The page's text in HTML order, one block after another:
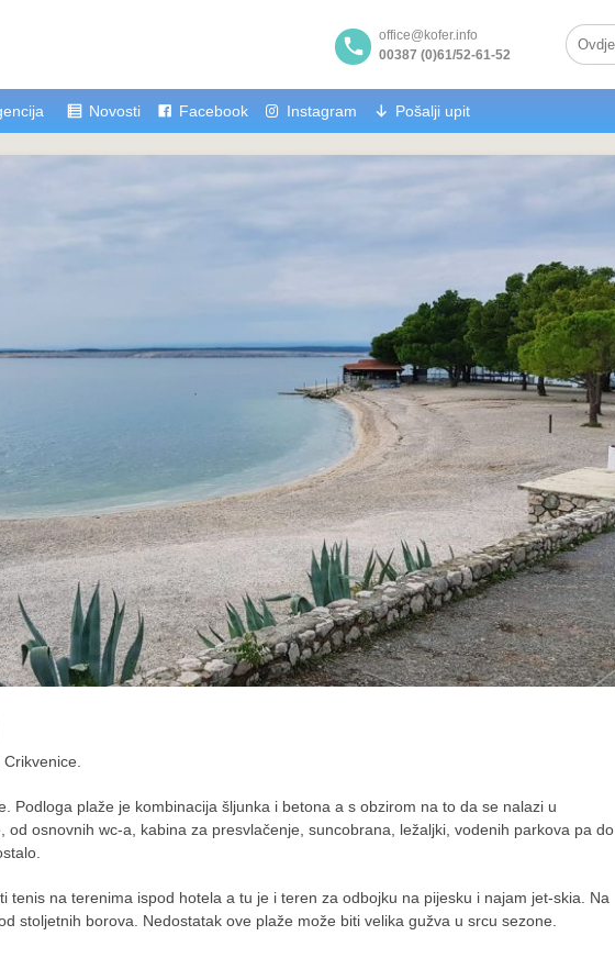
office@kofer.info
00387 (0)61/52-61-52
Novosti Facebook Instagram Pošalji upit
Crikvenice.
Podloga plaže je kombinacija šljunka i betona a s obzirom na to da se nalazi u
osnovnih wc-a, kabina za presvlačenje, suncobrana, ležaljki, vodenih parkova pa do
tenis na terenima ispod hotela a tu je i teren za odbojku na pijesku i najam jet-skia. Na
stoljetnih borova. Nedostatak ove plaže može biti velika gužva u srcu sezone.